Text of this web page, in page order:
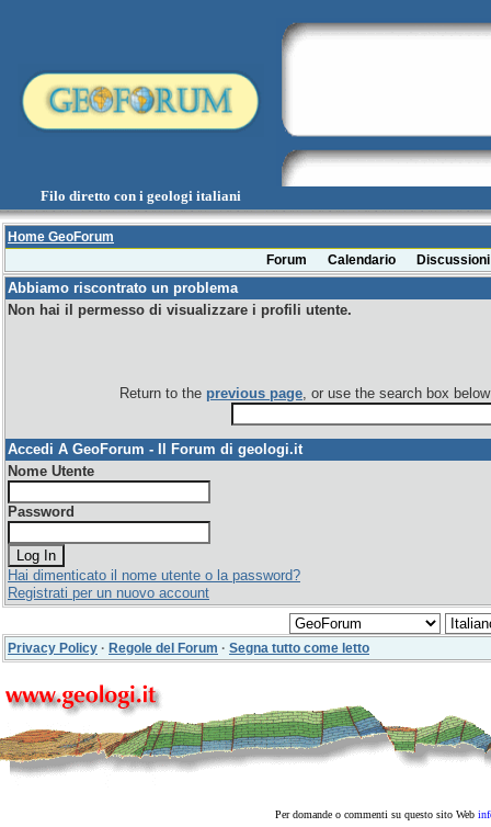
Filo diretto con i geologi italiani
Home GeoForum
Forum
Calendario
Abbiamo riscontrato un problema
Non hai il permesso di visualizzare i profili utente.
Return to the previous page, or use the search box
Accedi A GeoForum - Il Forum di geologi.it
Nome Utente
Password
Hai dimenticato il nome utente o la password?
Registrati per un nuovo account
Privacy Policy · Regole del Forum · Segna tutto come letto
Per domande o commenti su questo sito Web